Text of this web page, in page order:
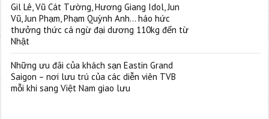
Gil Lê, Vũ Cát Tường, Hương Giang Idol, Jun
Vũ, Jun Phạm, Phạm Quỳnh Anh… háo hức
thưởng thức cá ngừ đại dương 110kg đến từ
Nhật
Những ưu đãi của khách sạn Eastin Grand
Saigon – nơi lưu trú của các diễn viên TVB
mỗi khi sang Việt Nam giao lưu